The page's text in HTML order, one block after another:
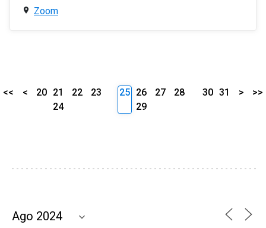
Zoom
<< < 20 21 22
23
24
25 26 27
28
29
30 31 > >>